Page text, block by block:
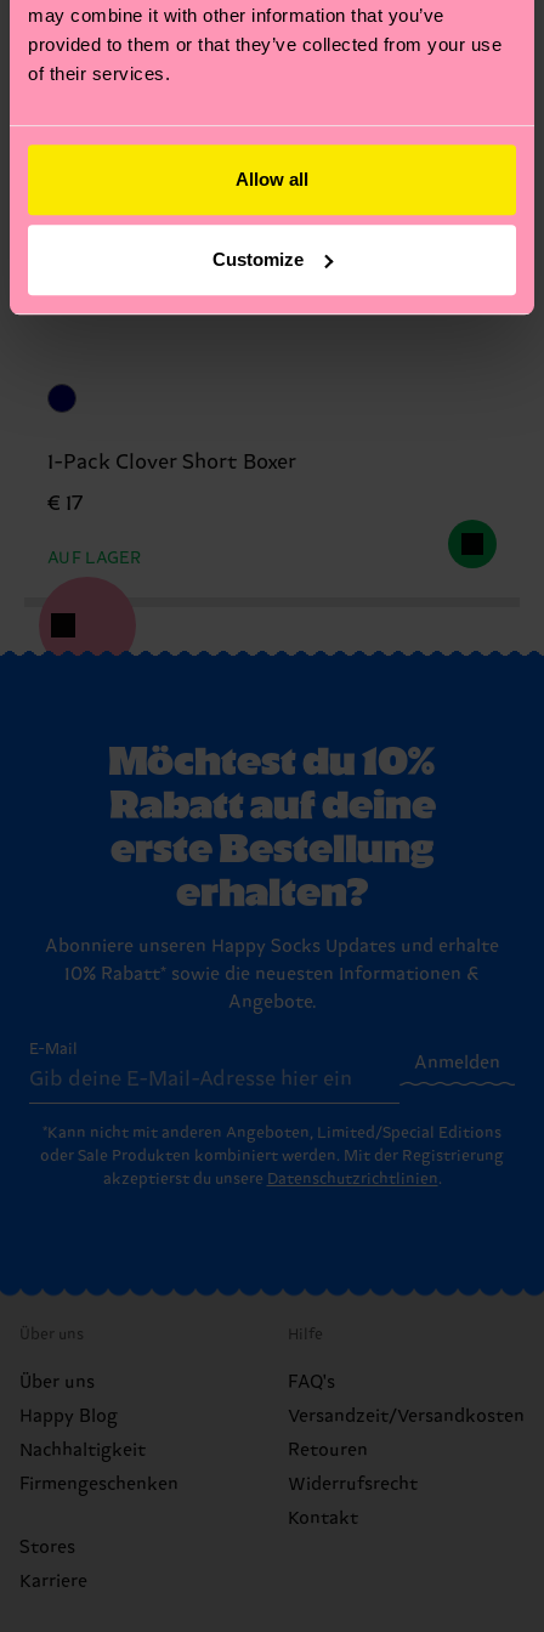
may combine it with other information that you’ve
provided to them or that they’ve collected from your use
of their services.
Allow all
Customize
1-Pack Clover Short Boxer
€ 17
AUF LAGER
Möchtest du 10%
Rabatt auf deine
erste Bestellung
erhalten?
Abonniere unseren Happy Socks Updates und erhalte
10% Rabatt* sowie die neuesten Informationen &
Angebote.
E-Mail
Anmelden
*Kann nicht mit anderen Angeboten, Limited/Special Editions
oder Sale Produkten kombiniert werden. Mit der Registrierung
akzeptierst du unsere Datenschutzrichtlinien.
Über uns
Über uns
Happy Blog
Nachhaltigkeit
Firmengeschenken
Stores
Karriere
Hilfe
FAQ's
Versandzeit/Versandkosten
Retouren
Widerrufsrecht
Kontakt